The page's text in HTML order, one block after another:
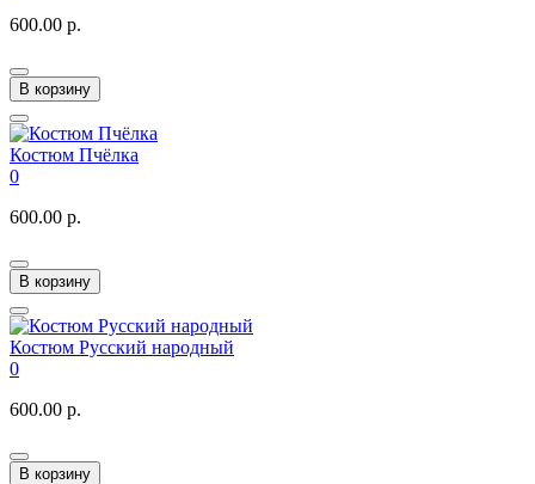
600.00 р.
В корзину
Костюм Пчёлка
0
600.00 р.
В корзину
Костюм Русский народный
0
600.00 р.
В корзину